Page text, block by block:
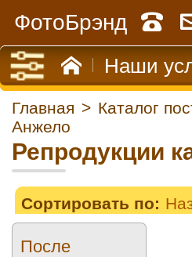
ФотоБрэнд
Наши
Главная > Каталог
Анжело
Репродукции
Сортировать по:
После